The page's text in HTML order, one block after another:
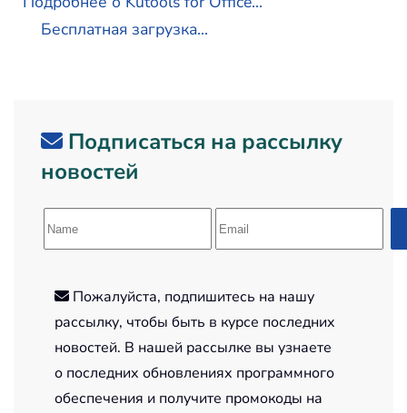
Бесплатная загрузка...
Подписаться на рассылку
новостей
Пожалуйста, подпишитесь на нашу
рассылку, чтобы быть в курсе последних
новостей. В нашей рассылке вы узнаете
о последних обновлениях программного
обеспечения и получите промокоды на